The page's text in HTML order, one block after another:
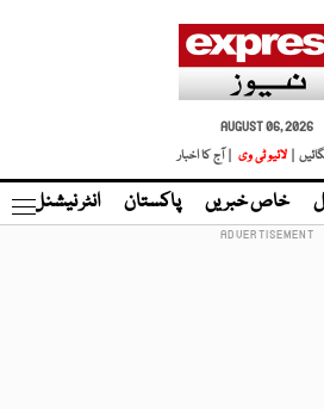
AUGUST 06, 2026
|
لائیو ٹی وی | آج کا اخبار
خاص خبریں پاکستان انٹر نیشنل